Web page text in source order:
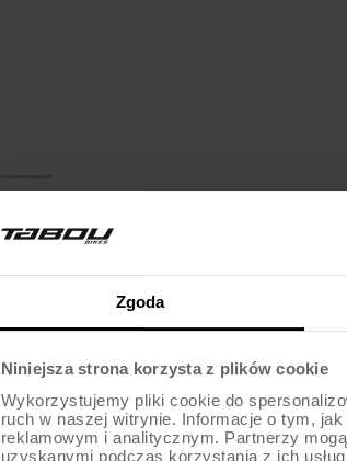
Zgoda
Niniejsza strona korzysta z plików cookie
Wykorzystujemy pliki cookie do
ruch w naszej witrynie. Informacje o tym,
reklamowym i analitycznym. Partnerzy
uzyskanymi podczas korzystania z ich